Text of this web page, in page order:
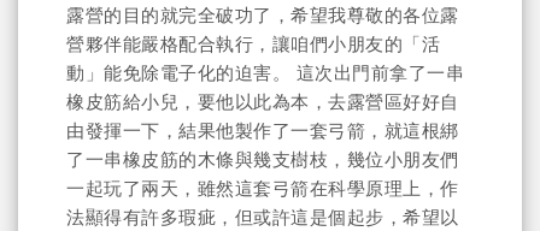
露營的目的就完全破功了，希望我尊敬的各位露
營夥伴能嚴格配合執行，讓咱們小朋友的「活
動」能免除電子化的迫害。 這次出門前拿了一串
橡皮筋給小兒，要他以此為本，去露營區好好自
由發揮一下，結果他製作了一套弓箭，就這根綁
了一串橡皮筋的木條與幾支樹枝，幾位小朋友們
一起玩了兩天，雖然這套弓箭在科學原理上，作
法顯得有許多瑕疵，但或許這是個起步，希望以